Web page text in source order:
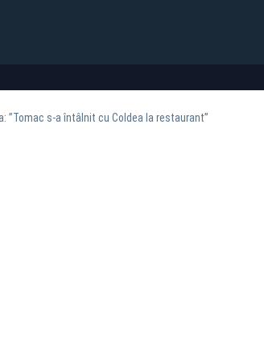
”Tomac s-a întâlnit cu Coldea la restaurant”